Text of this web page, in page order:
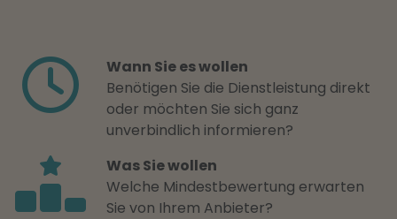
Wann Sie es wollen
Benötigen Sie die Dienstleistung direkt
oder möchten Sie sich ganz
unverbindlich informieren?
Was Sie wollen
Welche Mindestbewertung erwarten
Sie von Ihrem Anbieter?